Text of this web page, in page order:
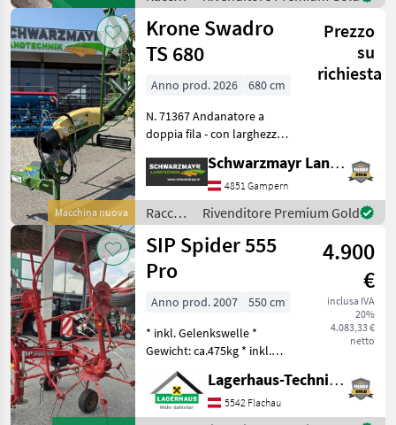
ausreichend Zeit
mangimi
/
Sonstige
Macchina nuova
Krone Swadro
TS 680
Prezzo
su
richiesta
Anno prod. 2026
680 cm
N. 71367 Andanatore a
doppia fila - con larghezza
2x13 bracci a denti rigidi
(altezza di trasporto 3.990
mm) - con 4 doppie punte
sollevab
Schwarzmayr Landtechnik GmbH - Gampern
4851 Gampern
Raccolta
mangimi
/ Krone
Rivenditore Premium Gold
SIP Spider 555
Pro
4.900
€
inclusa IVA
20%
4.083,33 €
netto
Anno prod. 2007
550 cm
* inkl. Gelenkswelle *
Gewicht: ca.475kg * inkl.
Tastrad * hydraulisch
klappbar * mech.
Grenzstreueinrichtung Wir
bitten telefonisch oder per
Lagerhaus-Technik Flachau
5542 Flachau